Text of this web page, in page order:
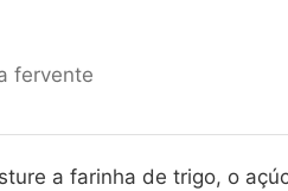
fervente
a farinha de trigo, o